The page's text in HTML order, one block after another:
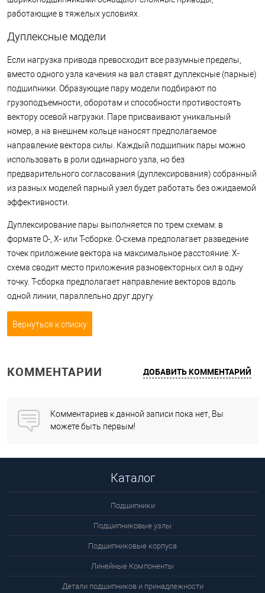
работающие в тяжелых условиях.
Дуплексные модели
Если нагрузка привода превосходит все разумные пределы,
вместо одного узла качения на вал ставят дуплексные (парные)
подшипники. Образующие пару модели подбирают по
грузоподъемности, оборотам и способности противостоять
вектору осевой нагрузки. Паре присваивают уникальный
номер, а на внешнем кольце наносят предполагаемое
направление вектора силы. Каждый подшипник пары можно
использовать в роли одинарного узла, но без
предварительного согласования (дуплексирования) собранный
из разных моделей парный узел будет работать без ожидаемой
эффективности.
Дуплексирование пары выполняется по трем схемам: в
формате О-, Х- или Т-сборке. О-схема предполагает разведение
точек приложение вектора на максимальное расстояние. Х-
схема сводит место приложения разновекторных сил в одну
точку. Т-сборка предполагает направление векторов вдоль
одной линии, параллельно друг другу.
Вернуться к списку
КОММЕНТАРИИ ДОБАВИТЬ КОММЕНТАРИЙ
Комментариев к данной записи пока нет, Вы
можете быть первым!
Каталог
Подшипники
Подшипниковые узлы
Подшипниковые корпуса
Линейные Компоненты
Детали подшипников и принадлежности